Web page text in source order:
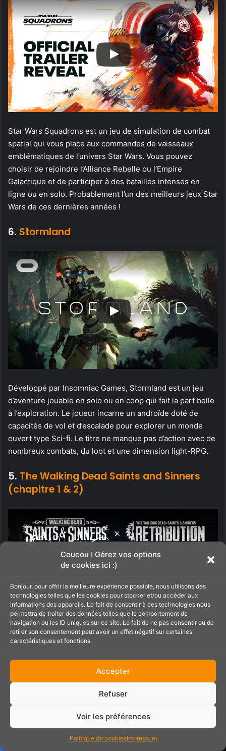
Coucou ! Gérez vos options
de cookies ici :)
Bonjour, pour offrir la meilleure expérience possible, nous utilisons des
technologies telles que les cookies pour stocker et/ou accéder aux
informations des appareils. Le fait de consentir à ces technologies nous
permettra de traiter des données telles que le comportement de
navigation ou les ID uniques sur ce site. Le fait de ne pas consentir ou de
retirer son consentement peut avoir un effet négatif sur certaines
caractéristiques et fonctions.
Accepter
Refuser
Voir les préférences
Politique de cookiesImpressum
Star Wars Squadrons est un jeu de simulation de combat
spatial qui vous place aux commandes de vaisseaux
emblématiques de l’univers Star Wars. Vous pouvez
choisir de rejoindre l’Alliance Rebelle ou l’Empire
Galactique et de participer à des batailles intenses en
ligne ou en solo. Probablement l’un des meilleurs jeux Star
Wars de ces dernières années !
6. Stormland
Développé par Insomniac Games, Stormland est un jeu
d’aventure jouable en solo ou en coop qui fait la part belle
à l’exploration. Le joueur incarne un androïde doté de
capacités de vol et d’escalade pour explorer un monde
ouvert type Sci-fi. Le titre ne manque pas d’action avec de
nombreux combats, du loot et une dimension light-RPG.
5. The Walking Dead Saints and Sinners
(chapitre 1 & 2)
Les deux chapitres de The Walking Dead Saints and
Sinners sont d’excellents survival-horror et font partie des
meilleurs jeux en VR à l’heure actuelle. La boucle de
gameplay (explorer, looter, survivre, crafter) est excellente
et addictive, tout comme les combats gérés par une
physique réaliste. N’hésitez pas à lire mon
Chapitre 2 pour en savoir plus.
Into the Radius